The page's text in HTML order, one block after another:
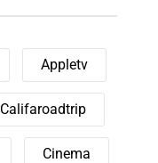
Appletv
Califaroadtrip
Cinema